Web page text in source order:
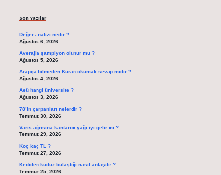
Son Yazılar
Değer analizi nedir ?
Ağustos 6, 2026
Averajla şampiyon olunur mu ?
Ağustos 5, 2026
Arapça bilmeden Kuran okumak sevap mıdır ?
Ağustos 4, 2026
Aeü hangi üniversite ?
Ağustos 3, 2026
78’in çarpanları nelerdir ?
Temmuz 30, 2026
Varis ağrısına kantaron yağı iyi gelir mi ?
Temmuz 29, 2026
Koç kaç TL ?
Temmuz 27, 2026
Kediden kuduz bulaştığı nasıl anlaşılır ?
Temmuz 25, 2026